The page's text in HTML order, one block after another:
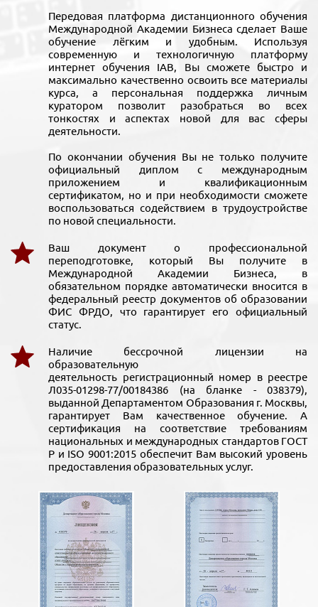
Передовая платформа дистанционного обучения
Международной Академии Бизнеса сделает Ваше
обучение лёгким и удобным. Используя
современную и технологичную платформу
интернет обучения IAB, Вы сможете быстро и
максимально качественно освоить все материалы
курса, а персональная поддержка личным
куратором позволит разобраться во всех
тонкостях и аспектах новой для вас сферы
деятельности.
По окончании обучения Вы не только получите
официальный диплом с международным
приложением и квалификационным
сертификатом, но и при необходимости сможете
воспользоваться содействием в трудоустройстве
по новой специальности.
Ваш документ о профессиональной
переподготовке, который Вы получите в
Международной Академии Бизнеса, в
обязательном порядке автоматически вносится в
федеральный реестр документов об образовании
ФИС ФРДО, что гарантирует его официальный
статус.
Наличие бессрочной лицензии на
образовательную
деятельность регистрационный номер в реестре
Л035-01298-77/00184386 (на бланке - 038379),
выданной Департаментом Образования г. Москвы,
гарантирует Вам качественное обучение. А
сертификация на соответствие требованиям
национальных и международных стандартов ГОСТ
Р и ISO 9001:2015 обеспечит Вам высокий уровень
предоставления образовательных услуг.